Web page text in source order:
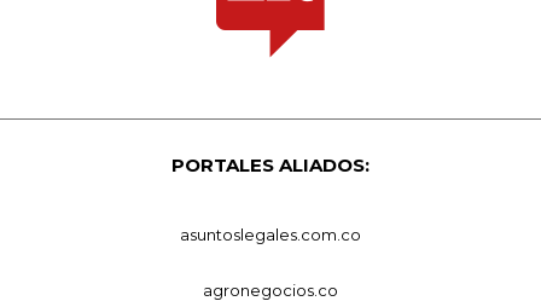
PORTALES ALIADOS:
asuntoslegales.com.co
agronegocios.co